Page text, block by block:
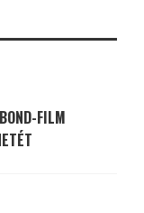
FILM